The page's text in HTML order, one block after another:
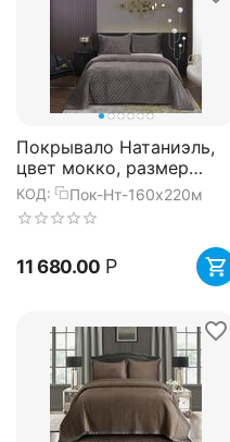
Покрывало Натаниэль,
цвет мокко, размер
160х220, Sofi de Marko
КОД: Пок-Нт-160х220м
11 680.00 Р